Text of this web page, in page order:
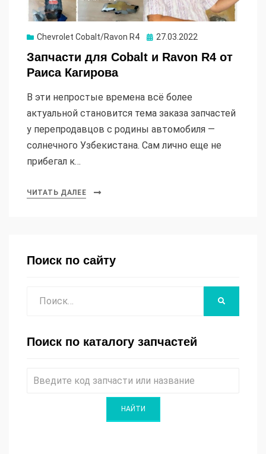
Chevrolet Cobalt/Ravon R4 Опубликовано
27.03.2022
Запчасти для Cobalt и Ravon R4 от
Раиса Кагирова
В эти непростые времена всё более
актуальной становится тема заказа запчастей
у перепродавцов с родины автомобиля —
солнечного Узбекистана. Сам лично еще не
прибегал к…
ЧИТАТЬ ДАЛЕЕ
Поиск по сайту
Поиск по каталогу запчастей